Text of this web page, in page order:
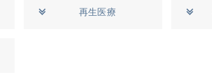
再生医療